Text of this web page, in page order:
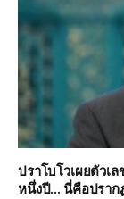
ปราโบโวเผยตัวเ
หนึ่งปี… นี่คือปรา